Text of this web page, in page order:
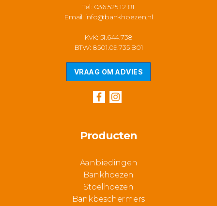
Tel: 036 525 12 81
Email: info@bankhoezen.nl
KvK: 51.644.738
BTW: 8501.09.735.B01
VRAAG OM ADVIES
Producten
Aanbiedingen
Bankhoezen
Stoelhoezen
Bankbeschermers